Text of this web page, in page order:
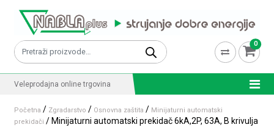
Pretraži: 0
Veleprodajna online trgovina
Početna / Zgradarstvo / Osnovna zaštita / Minijaturni automatski
prekidači / Minijaturni automatski prekidač 6kA,2P, 63A, B krivulja